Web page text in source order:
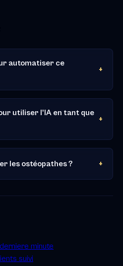
automatiser ce
utiliser l'IA en tant que
les ostéopathes ?
minute
suivi